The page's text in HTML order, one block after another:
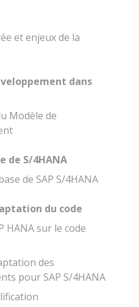
et enjeux de la
dans
Modèle de
de S/4HANA
de SAP S/4HANA
du code
HANA sur le code
des
pour SAP S/4HANA